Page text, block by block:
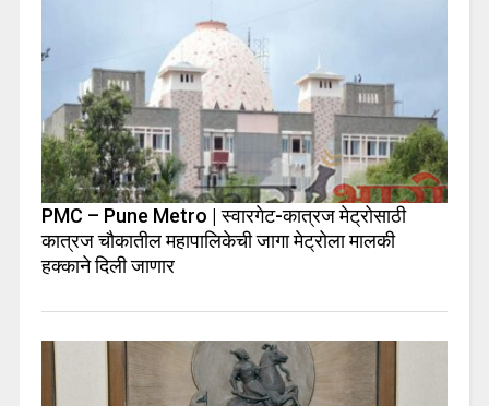
PMC – Pune Metro | स्वारगेट-कात्रज मेट्रोसाठी
कात्रज चौकातील महापालिकेची जागा मेट्रोला मालकी
हक्काने दिली जाणार